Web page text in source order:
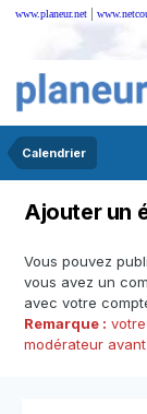
www.planeur.net |
Calendrier
Ajouter un
Vous pouvez
vous avez un
avec votre
Remarque :
modérateur